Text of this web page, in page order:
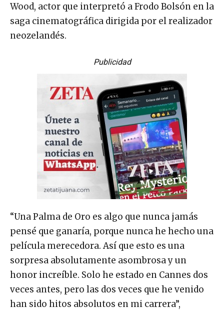
Wood, actor que interpretó a Frodo Bolsón en la
saga cinematográfica dirigida por el realizador
neozelandés.
Publicidad
“Una Palma de Oro es algo que nunca jamás
pensé que ganaría, porque nunca he hecho una
película merecedora. Así que esto es una
sorpresa absolutamente asombrosa y un
honor increíble. Solo he estado en Cannes dos
veces antes, pero las dos veces que he venido
han sido hitos absolutos en mi carrera”,